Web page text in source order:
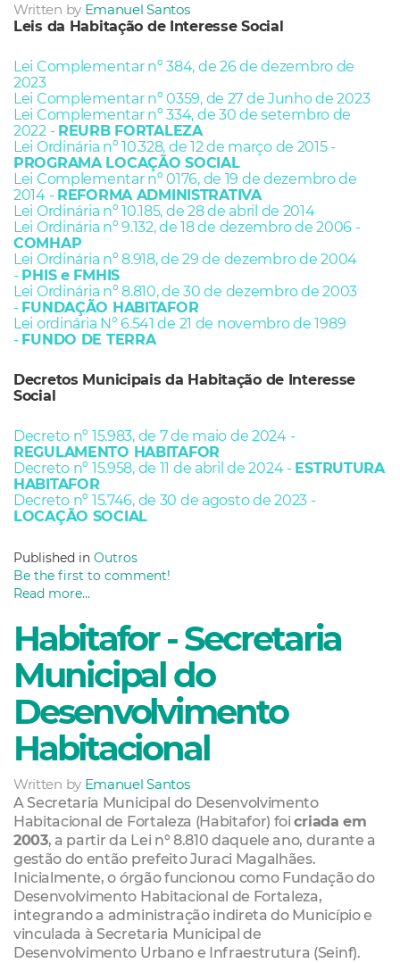
Written by Emanuel Santos
Leis da Habitação de Interesse Social
Lei Complementar nº 384, de 26 de dezembro de
2023
Lei Complementar nº 0359, de 27 de Junho de 2023
Lei Complementar nº 334, de 30 de setembro de
2022 - REURB FORTALEZA
Lei Ordinária nº 10.328, de 12 de março de 2015 -
PROGRAMA LOCAÇÃO SOCIAL
Lei Complementar nº 0176, de 19 de dezembro de
2014 - REFORMA ADMINISTRATIVA
Lei Ordinária nº 10.185, de 28 de abril de 2014
Lei Ordinária nº 9.132, de 18 de dezembro de 2006 -
COMHAP
Lei Ordinária nº 8.918, de 29 de dezembro de 2004
- PHIS e FMHIS
Lei Ordinária nº 8.810, de 30 de dezembro de 2003
- FUNDAÇÃO HABITAFOR
Lei ordinária N° 6.541 de 21 de novembro de 1989
- FUNDO DE TERRA
Decretos Municipais da Habitação de Interesse
Social
Decreto nº 15.983, de 7 de maio de 2024 -
REGULAMENTO HABITAFOR
Decreto nº 15.958, de 11 de abril de 2024 - ESTRUTURA
HABITAFOR
Decreto nº 15.746, de 30 de agosto de 2023 -
LOCAÇÃO SOCIAL
Published in Outros
Be the first to comment!
Read more...
Habitafor - Secretaria
Municipal do
Desenvolvimento
Habitacional
Written by Emanuel Santos
A Secretaria Municipal do Desenvolvimento
Habitacional de Fortaleza (Habitafor) foicriada em
2003, a partir da Lei nº 8.810 daquele ano, durante a
gestão do então prefeito Juraci Magalhães.
Inicialmente, o órgão funcionou como Fundação do
Desenvolvimento Habitacional de Fortaleza,
integrando a administração indireta do Município e
vinculada à Secretaria Municipal de
Desenvolvimento Urbano e Infraestrutura (Seinf).